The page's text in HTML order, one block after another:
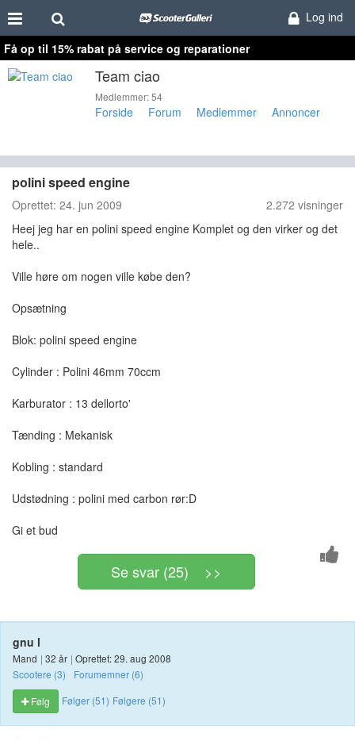
Log ind
Få op til 15% rabat på service og reparationer
Team ciao
Medlemmer: 54
Forside Forum Medlemmer Annoncer
polini speed engine
Oprettet: 24. jun 2009
2.272 visninger
Heej jeg har en polini speed engine Komplet og den virker og det
hele..
Ville høre om nogen ville købe den?
Opsætning
Blok: polini speed engine
Cylinder : Polini 46mm 70ccm
Karburator : 13 dellorto'
Tænding : Mekanisk
Kobling : standard
Udstødning : polini med carbon rør:D
Gi et bud
Se svar (25) >>
gnu l
Mand | 32 år | Oprettet: 29. aug 2008
Scootere (3)
Forumemner (6)
Følg
Følger (51) Følgere (51)